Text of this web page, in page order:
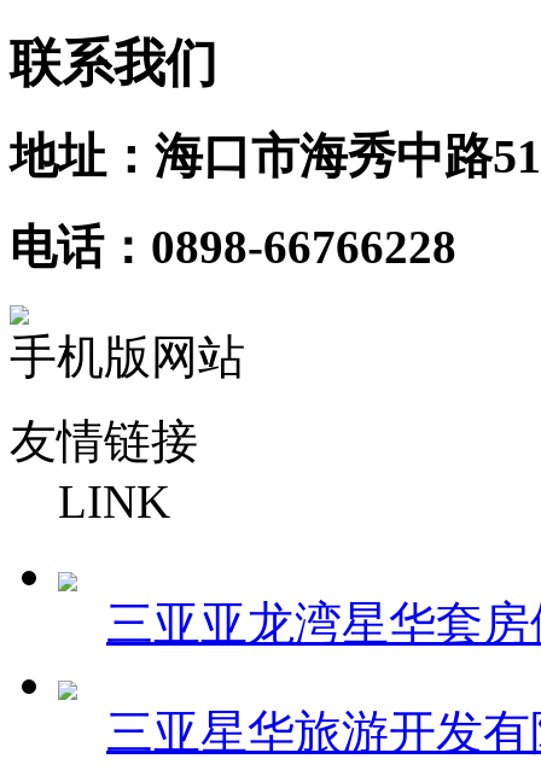
联系我们
地址：海口市海秀中路
电话：0898-66766228
手机版网站
友情链接
LINK
三亚亚龙湾星华套
三亚星华旅游开发